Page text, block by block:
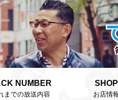
NUMBER
までの放送内容
SHOP
お店情